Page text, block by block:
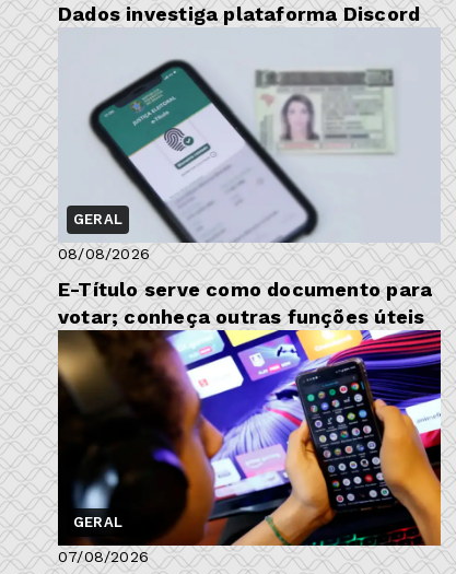
Dados investiga plataforma Discord
GERAL
08/08/2026
E-Título serve como documento para
votar; conheça outras funções úteis
GERAL
07/08/2026